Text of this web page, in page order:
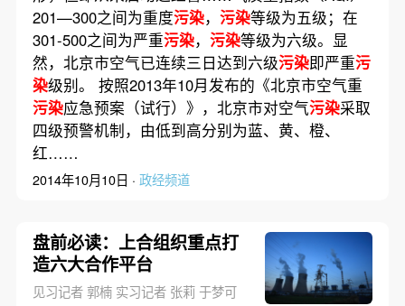
201—300之间为重度污染， 污染等级为五级；在
301-500之间为严重污染， 污染等级为六级。显
然，北京市空气已连续三日达到六级污染即严重污
染级别。 按照2013年10月发布的《北京市空气重
污染应急预案（试行）》，北京市对空气污染采取
四级预警机制，由低到高分别为蓝、黄、橙、
红……
2014年10月10日 · 政经频道
盘前必读：上合组织重点打
造六大合作平台
见习记者 郭楠 实习记者 张莉 于梦可